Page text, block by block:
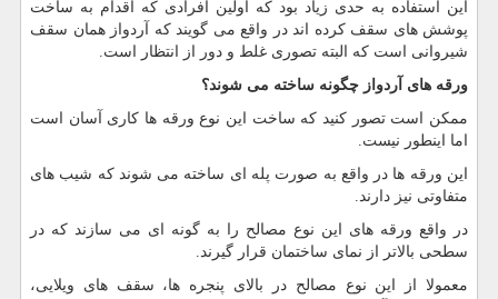
این استفاده به حدی زیاد بود که اولین افرادی که اقدام به ساخت
پوشش های سقف کرده اند در واقع می گویند که آردواز همان سقف
شیروانی است که البته تصوری غلط و دور از انتظار است.
ورقه های آردواز چگونه ساخته می شوند؟
ممکن است تصور کنید که ساخت این نوع ورقه ها کاری آسان است
اما اینطور نیست.
این ورقه ها در واقع به صورت پله ای ساخته می شوند که شیب های
متفاوتی نیز دارند.
در واقع ورقه های این نوع مصالح را به گونه ای می سازند که در
سطحی بالاتر از نمای ساختمان قرار گیرند.
معمولا از این نوع مصالح در بالای پنجره ها، سقف های ویلایی،